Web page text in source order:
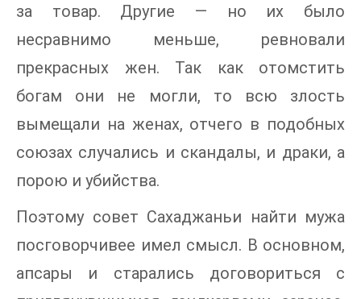
за товар. Другие — но их было
несравнимо меньше, ревновали
прекрасных жен. Так как отомстить
богам они не могли, то всю злость
вымещали на женах, отчего в подобных
союзах случались и скандалы, и драки, а
порою и убийства.
Поэтому совет Сахаджаньи найти мужа
посговорчивее имел смысл. В основном,
апсары и старались договориться с